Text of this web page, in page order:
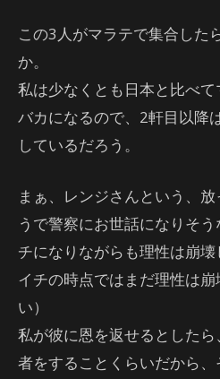
この3人がマラテで集合した
か。
私は少なくとも日本と比べ
バカになるので、2軒目以降
しているだろう。
まぁ、レンジさんという、
うで警察にお世話になりそ
チになりながらも理性は崩
イチの時点ではまだ理性は
い）
私が彼に恩を返せるとした
者をすることくらいだから